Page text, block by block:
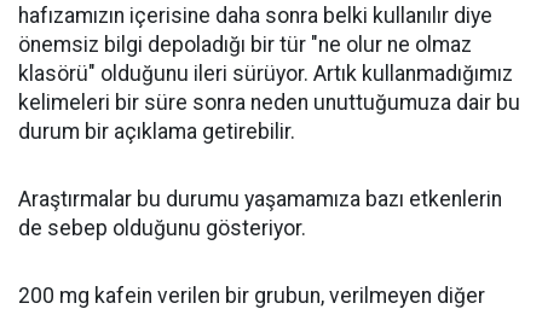
hafızamızın içerisine daha sonra belki kullanılır diye
önemsiz bilgi depoladığı bir tür "ne olur ne olmaz
klasörü" olduğunu ileri sürüyor. Artık kullanmadığımız
kelimeleri bir süre sonra neden unuttuğumuza dair bu
durum bir açıklama getirebilir.
Araştırmalar bu durumu yaşamamıza bazı etkenlerin
de sebep olduğunu gösteriyor.
200 mg kafein verilen bir grubun, verilmeyen diğer